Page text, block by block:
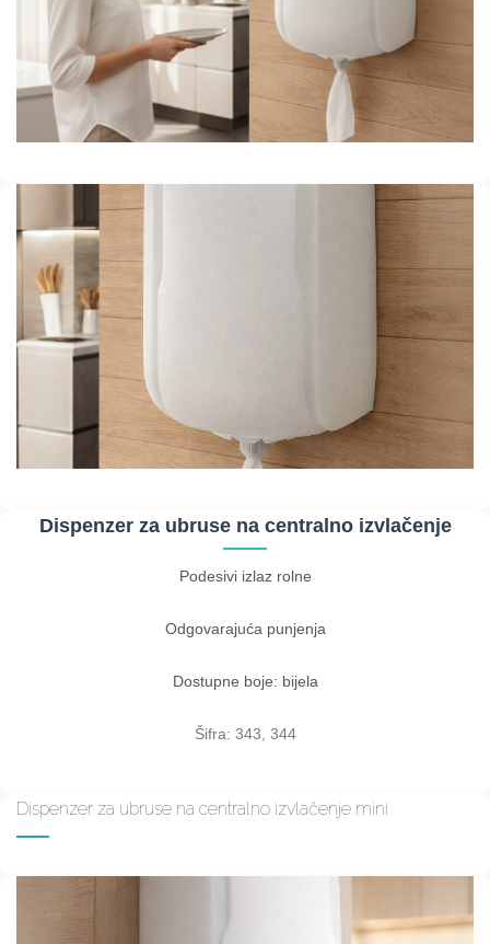
Dispenzer za ubruse na centralno izvlačenje
Podesivi izlaz rolne
Odgovarajuća punjenja
Dostupne boje: bijela
Šifra: 343, 344
Dispenzer za ubruse na centralno izvlačenje mini